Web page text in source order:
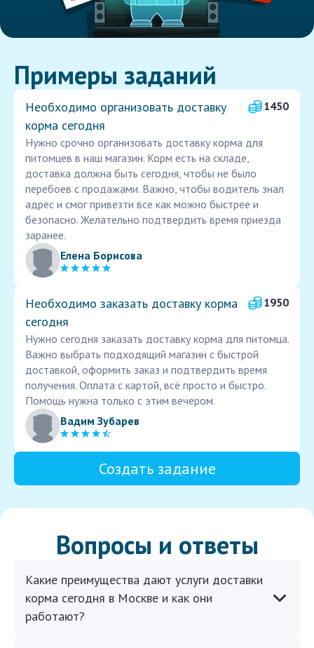
Примеры заданий
Необходимо организовать доставку
корма сегодня
1450
Нужно срочно организовать доставку корма для
питомцев в наш магазин. Корм есть на складе,
доставка должна быть сегодня, чтобы не было
перебоев с продажами. Важно, чтобы водитель знал
адрес и смог привезти все как можно быстрее и
безопасно. Желательно подтвердить время приезда
заранее.
Елена Борисова
Необходимо заказать доставку корма
сегодня
1950
Нужно сегодня заказать доставку корма для питомца.
Важно выбрать подходящий магазин с быстрой
доставкой, оформить заказ и подтвердить время
получения. Оплата с картой, всё просто и быстро.
Помощь нужна только с этим вечером.
Вадим Зубарев
Создать задание
Вопросы и ответы
Какие преимущества дают услуги доставки
корма сегодня в Москве и как они
работают?